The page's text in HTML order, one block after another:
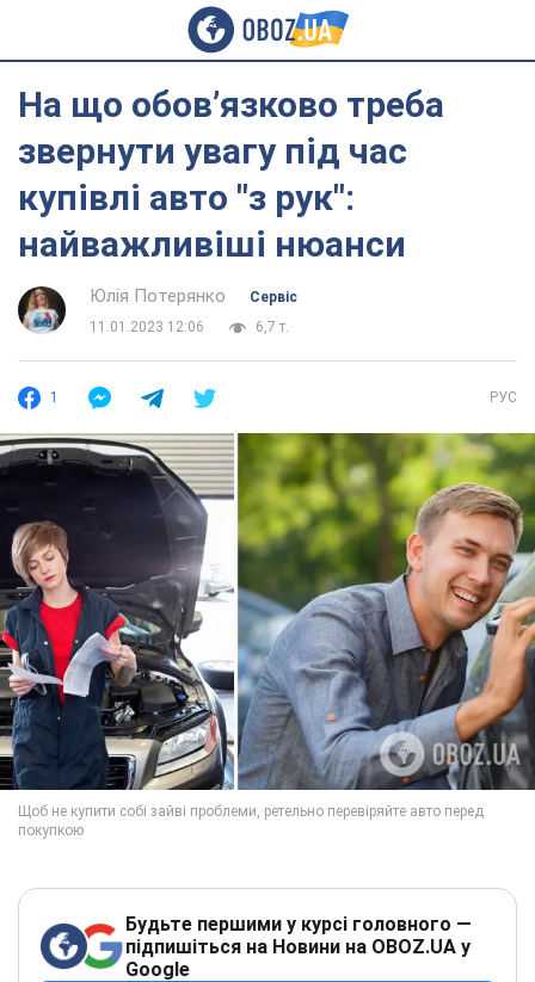
На що обов’язково треба
звернути увагу під час
купівлі авто "з рук":
найважливіші нюанси
Юлія Потерянко
Сервіс
11.01.2023 12:06
6,7 т.
1 РУС
Будьте першими у курсі головного —
підпишіться на Новини на OBOZ.UA у
Google